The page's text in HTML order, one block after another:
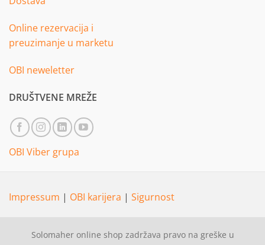
Online rezervacija i
preuzimanje u marketu
OBI neweletter
DRUŠTVENE MREŽE
OBI Viber grupa
Impressum | OBI karijera | Sigurnost
Solomaher online shop zadržava pravo na greške u